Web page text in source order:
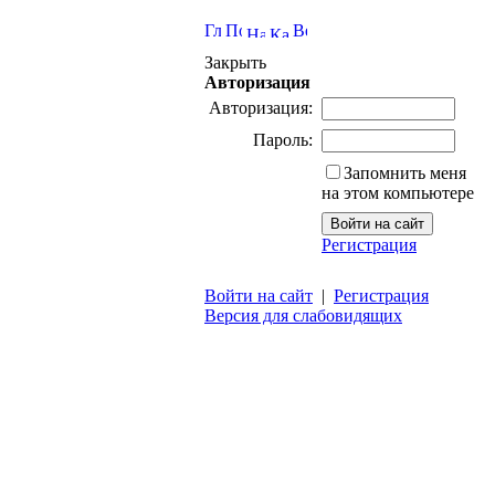
Закрыть
Авторизация
Авторизация:
Пароль:
Запомнить меня
на этом компьютере
Регистрация
Войти на сайт | Регистрация
Версия для слабовидящих